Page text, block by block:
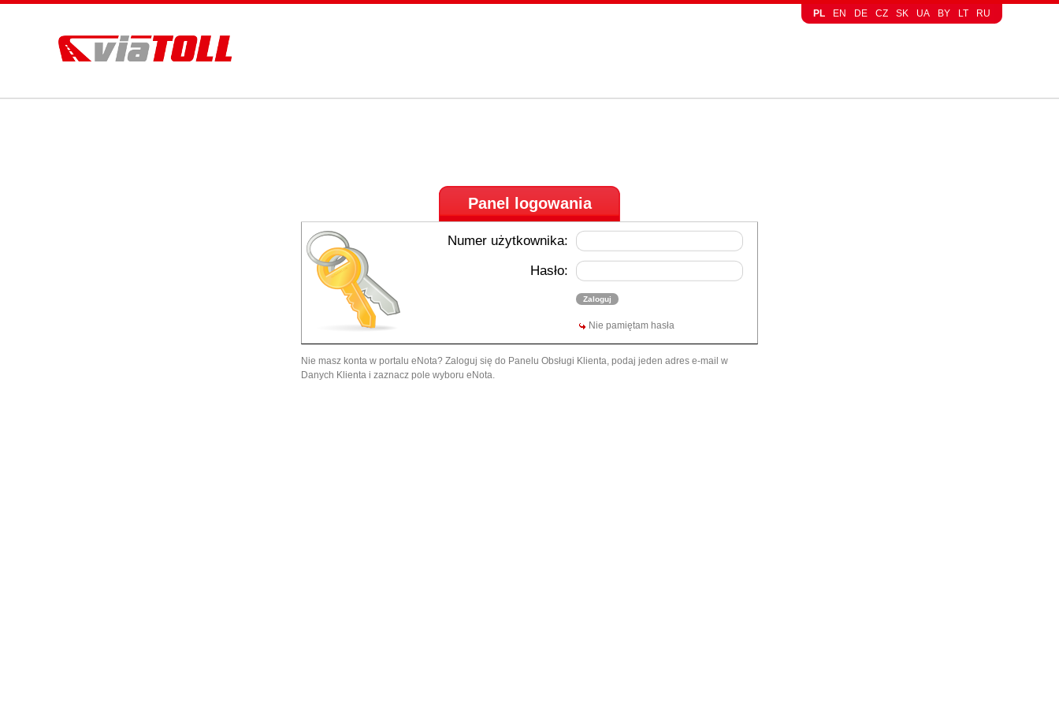
PL EN DE CZ SK UA BY LT RU
Panel logowania
Numer użytkownika:
Hasło:
Nie pamiętam hasła
Nie masz konta w portalu eNota? Zaloguj się do Panelu Obsługi Klienta, podaj jeden adres e-mail w
Danych Klienta i zaznacz pole wyboru eNota.